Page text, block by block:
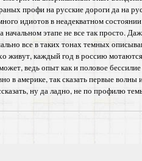
профи на русские дороги да на
идиотов в неадекватном
начальном этапе не все так просто.
все в таких тонах темных
живут, каждый год в россию
ведь опыт как и половое
в америке, так сказать первые
ну да ладно, не по профилю